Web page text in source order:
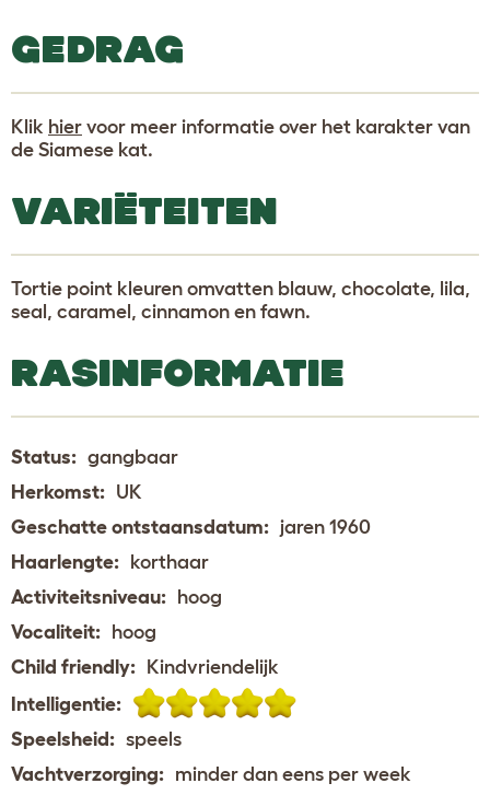
GEDRAG
Klik hier voor meer informatie over het karakter van
de Siamese kat.
VARIËTEITEN
Tortie point kleuren omvatten blauw, chocolate, lila,
seal, caramel, cinnamon en fawn.
RASINFORMATIE
Status: gangbaar
Herkomst: UK
Geschatte ontstaansdatum: jaren 1960
Haarlengte: korthaar
Activiteitsniveau: hoog
Vocaliteit: hoog
Child friendly: Kindvriendelijk
Intelligentie:
Speelsheid: speels
Vachtverzorging: minder dan eens per week